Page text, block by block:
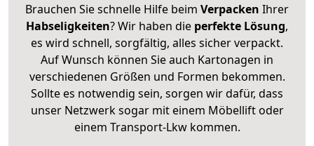
Brauchen Sie schnelle Hilfe beim Verpacken Ihrer
Habseligkeiten? Wir haben die perfekte Lösung,
es wird schnell, sorgfältig, alles sicher verpackt.
Auf Wunsch können Sie auch Kartonagen in
verschiedenen Größen und Formen bekommen.
Sollte es notwendig sein, sorgen wir dafür, dass
unser Netzwerk sogar mit einem Möbellift oder
einem Transport-Lkw kommen.